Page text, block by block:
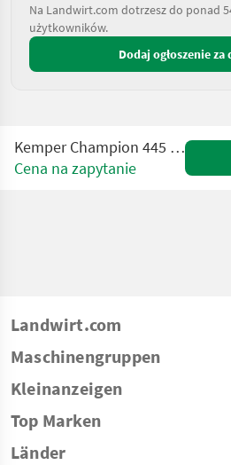
Na Landwirt.com dotrzesz do ponad
użytkowników.
Dodaj ogłoszenie za
Kemper Champion 445 plus NEU passend zu Claas
Cena na zapytanie
Landwirt.com
Maschinengruppen
Kleinanzeigen
Top Marken
Länder